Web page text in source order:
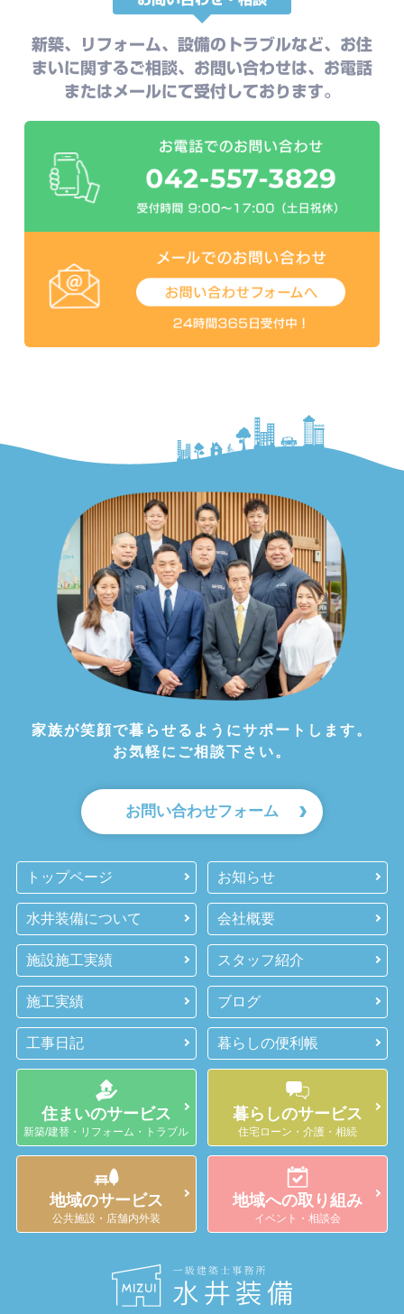
新築、リフォーム、設備のトラブルなど、お住
まいに関するご相談、お問い合わせは、お電話
またはメールにて受付しております。
家族が笑顔で暮らせるようにサポートします。
お気軽にご相談下さい。
お問い合わせフォーム
トップページ お知らせ
水井装備について 会社概要
施設施工実績 スタッフ紹介
施工実績 ブログ
工事日記 暮らしの便利帳
住まいのサービス
新築/建替・リフォーム・トラブル
暮らしのサービス
住宅ローン・介護・相続
地域のサービス
公共施設・店舗内外装
地域への取り組み
イベント・相談会